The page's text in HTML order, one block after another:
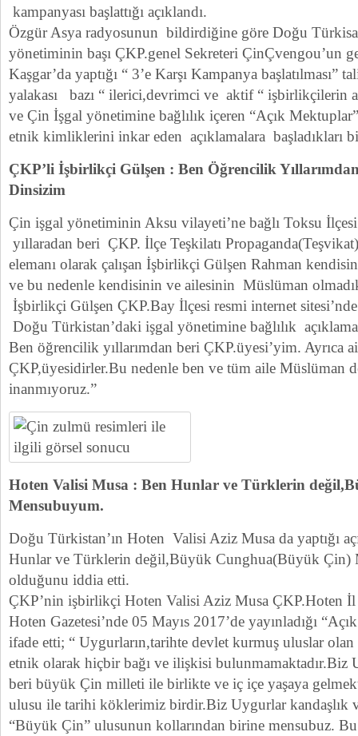
kampanyası başlattığı açıklandı.
Özgür Asya radyosunun bildirdiğine göre Doğu
yönetiminin başı ÇKP.genel Sekreteri ÇinÇvengou’un
Kaşgar’da yaptığı “ 3’e Karşı Kampanya başlatılması”
yalakası bazı “ ilerici,devrimci ve aktif “ işbirlikçilerin ar
ve Çin İşgal yönetimine bağlılık içeren “Açık
etnik kimliklerini inkar eden açıklamalara başladıkları
ÇKP’li İşbirlikçi Gülşen : Ben Öğrencilik
Dinsizim
Çin işgal yönetiminin Aksu vilayeti’ne bağlı Toksu
yıllaradan beri ÇKP. İlçe Teşkilatı
elemanı olarak çalışan İşbirlikçi Gülşen Rahman
ve bu nedenle kendisinin ve ailesinin Müslüman
İşbirlikçi Gülşen ÇKP.Bay İlçesi resmi internet sitesi’nde
Doğu Türkistan’daki işgal yönetimine bağlılık
Ben öğrencilik yıllarımdan beri ÇKP.üyesi’yim. Ayrıca
ÇKP,üyesidirler.Bu nedenle ben ve tüm aile Müslüman
inanmıyoruz.”
Hoten Valisi Musa : Ben Hunlar ve Türklerin
Mensubuyum.
Doğu Türkistan’ın Hoten Valisi Aziz Musa da yaptığı
Hunlar ve Türklerin değil,Büyük Cunghua(Büyük Çin)
olduğunu iddia etti.
ÇKP’nin işbirlikçi Hoten Valisi Aziz Musa ÇKP.Hoten İl
Hoten Gazetesi’nde 05 Mayıs 2017’de yayınladığı
ifade etti; “ Uygurların,tarihte devlet kurmuş uluslar
etnik olarak hiçbir bağı ve ilişkisi bulunmamaktadır.Biz
beri büyük Çin milleti ile birlikte ve iç içe yaşaya
ulusu ile tarihi köklerimiz birdir.Biz Uygurlar kandaşlık
“Büyük Çin” ulusunun kollarından birine mensubuz.